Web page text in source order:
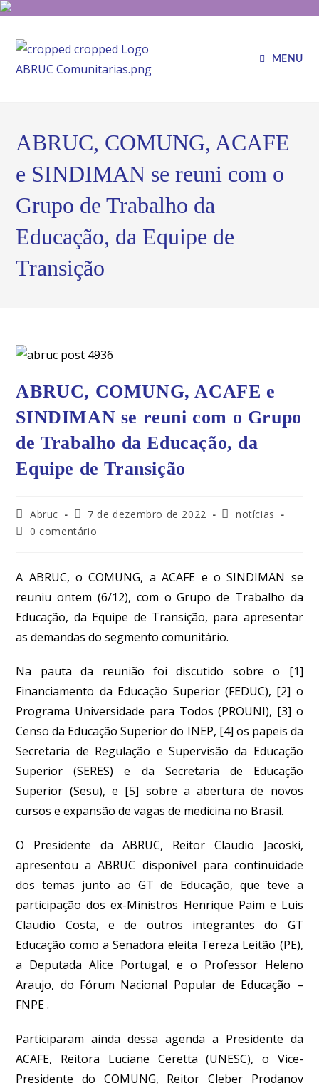
MENU
ABRUC, COMUNG, ACAFE
e SINDIMAN se reuni com o
Grupo de Trabalho da
Educação, da Equipe de
Transição
ABRUC, COMUNG, ACAFE e
SINDIMAN se reuni com o Grupo
de Trabalho da Educação, da
Equipe de Transição
Abruc 7 de dezembro de 2022
notícias
0 comentário
A ABRUC, o COMUNG, a ACAFE e o SINDIMAN se
reuniu ontem (6/12), com o Grupo de Trabalho da
Educação, da Equipe de Transição, para apresentar
as demandas do segmento comunitário.
Na pauta da reunião foi discutido sobre o [1]
Financiamento da Educação Superior (FEDUC), [2] o
Programa Universidade para Todos (PROUNI), [3] o
Censo da Educação Superior do INEP, [4] os papeis da
Secretaria de Regulação e Supervisão da Educação
Superior (SERES) e da Secretaria de Educação
Superior (Sesu), e [5] sobre a abertura de novos
cursos e expansão de vagas de medicina no Brasil.
O Presidente da ABRUC, Reitor Claudio Jacoski,
apresentou a ABRUC disponível para continuidade
dos temas junto ao GT de Educação, que teve a
participação dos ex-Ministros Henrique Paim e Luis
Claudio Costa, e de outros integrantes do GT
Educação como a Senadora eleita Tereza Leitão (PE),
a Deputada Alice Portugal, e o Professor Heleno
Araujo, do Fórum Nacional Popular de Educação –
FNPE .
Participaram ainda dessa agenda a Presidente da
ACAFE, Reitora Luciane Ceretta (UNESC), o Vice-
Presidente do COMUNG, Reitor Cleber Prodanov